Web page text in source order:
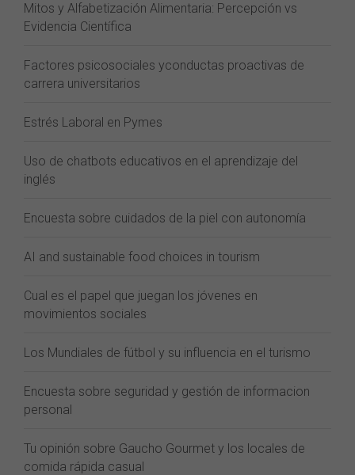
Mitos y Alfabetización Alimentaria: Percepción vs
Evidencia Científica
Factores psicosociales yconductas proactivas de
carrera universitarios
Estrés Laboral en Pymes
Uso de chatbots educativos en el aprendizaje del
inglés
Encuesta sobre cuidados de la piel con autonomía
AI and sustainable food choices in tourism
Cual es el papel que juegan los jóvenes en
movimientos sociales
Los Mundiales de fútbol y su influencia en el turismo
Encuesta sobre seguridad y gestión de informacion
personal
Tu opinión sobre Gaucho Gourmet y los locales de
comida rápida casual